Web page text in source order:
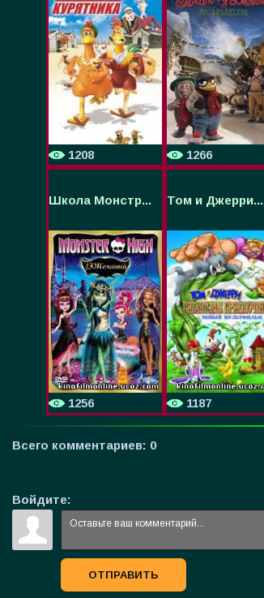
1208 1266
Школа Монстр...
1256
Том и Джерри...
1187
Всего комментариев: 0
Войдите:
ОТПРАВИТЬ